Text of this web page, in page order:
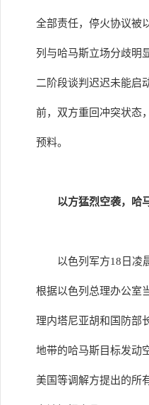
全部责任，停火协议被
列与哈马斯立场分歧明
二阶段谈判迟迟未能启
前，双方重回冲突状态
预料。
以方猛烈空袭，哈
以色列军方18日凌
根据以色列总理办公室
理内塔尼亚胡和国防部
地带的哈马斯目标发动
美国等调解方提出的所